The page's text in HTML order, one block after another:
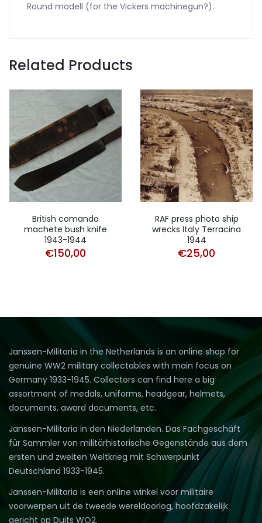
Round modell (for the Vickers machinegun?).
Related Products
British comando
machete bush knife
1943-1944
€150,00
RAF press photo ship
wrecks Italy Terracina
1944
€25,00
Janssen-Militaria in the Netherlands is an online shop for
genuine WW2 military collectables with main focus on
Germany 1933-1945. Collectors can find here a big
assortment of medals, uniforms, headgear, helmets,
documents, award documents, etc.
Janssen-Militaria in den Niederlanden. Das Fachgeschäft
für Sammler von militärhistorische Gegenstände aus dem
ersten und zweiten Weltkrieg mit Schwerpunkt
Deutschland 1933-1945.
Janssen-Militaria is een online winkel voor militaire
voorwerpen uit de tweede wereldoorlog, hoofdzakelijk
gericht op Duits WO2.